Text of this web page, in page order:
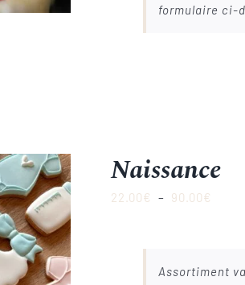
formulaire ci-
Naissance
22.00€ – 90.00€
Assortiment